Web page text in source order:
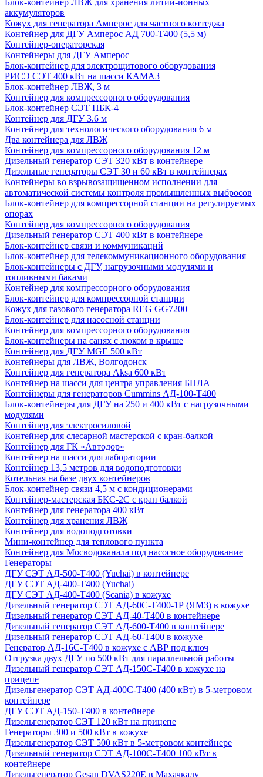
Блок-контейнер ЛВЖ для хранения литий-ионных
аккумуляторов
Кожух для генератора Амперос для частного коттеджа
Контейнер для ДГУ Амперос АД 700-Т400 (5,5 м)
Контейнер-операторская
Контейнеры для ДГУ Амперос
Блок-контейнер для электрощитового оборудования
РИСЭ СЭТ 400 кВт на шасси КАМАЗ
Блок-контейнер ЛВЖ, 3 м
Контейнер для компрессорного оборудования
Блок-контейнер СЭТ ПБК-4
Контейнер для ДГУ 3.6 м
Контейнер для технологического оборудования 6 м
Два контейнера для ЛВЖ
Контейнер для компрессорного оборудования 12 м
Дизельный генератор СЭТ 320 кВт в контейнере
Дизельные генераторы СЭТ 30 и 60 кВт в контейнерах
Контейнеры во взрывозащищенном исполнении для
автоматической системы контроля промышленных выбросов
Блок-контейнер для компрессорной станции на регулируемых
опорах
Контейнер для компрессорного оборудования
Дизельный генератор СЭТ 400 кВт в контейнере
Блок-контейнер связи и коммуникаций
Блок-контейнер для телекоммуникационного оборудования
Блок-контейнеры с ДГУ, нагрузочными модулями и
топливными баками
Контейнер для компрессорного оборудования
Блок-контейнер для компрессорной станции
Кожух для газового генератора REG GG7200
Блок-контейнер для насосной станции
Контейнер для компрессорного оборудования
Блок-контейнеры на санях с люком в крыше
Контейнер для ДГУ MGE 500 кВт
Контейнеры для ЛВЖ, Волгодонск
Контейнер для генератора Aksa 600 кВт
Контейнер на шасси для центра управления БПЛА
Контейнеры для генераторов Cummins АД-100-Т400
Блок-контейнеры для ДГУ на 250 и 400 кВт с нагрузочными
модулями
Контейнер для электросиловой
Контейнер для слесарной мастерской с кран-балкой
Контейнер для ГК «Автодор»
Контейнер на шасси для лаборатории
Контейнер 13,5 метров для водоподготовки
Котельная на базе двух контейнеров
Блок-контейнер связи 4,5 м с кондиционерами
Контейнер-мастерская БКС-2С с кран балкой
Контейнер для генератора 400 кВт
Контейнер для хранения ЛВЖ
Контейнер для водоподготовки
Мини-контейнер для теплового пункта
Контейнер для Мосводоканала под насосное оборудование
Генераторы
ДГУ СЭТ АД-500-Т400 (Yuchai) в контейнере
ДГУ СЭТ АД-400-Т400 (Yuchai)
ДГУ СЭТ АД-400-Т400 (Scania) в кожухе
Дизельный генератор СЭТ АД-60С-Т400-1Р (ЯМЗ) в кожухе
Дизельный генератор СЭТ АД-40-Т400 в контейнере
Дизельный генератор СЭТ АД-600-Т400 в контейнере
Дизельный генератор СЭТ АД-60-Т400 в кожухе
Генератор АД-16С-Т400 в кожухе с АВР под ключ
Отгрузка двух ДГУ по 500 кВт для параллельной работы
Дизельный генератор СЭТ АД-150С-Т400 в кожухе на
прицепе
Дизельгенератор СЭТ АД-400С-Т400 (400 кВт) в 5-метровом
контейнере
ДГУ СЭТ АД-150-Т400 в контейнере
Дизельгенератор СЭТ 120 кВт на прицепе
Генераторы 300 и 500 кВт в кожухе
Дизельгенератор СЭТ 500 кВт в 5-метровом контейнере
Дизельный генератор СЭТ АД-100С-Т400 100 кВт в
контейнере
Дизельгенератор Gesan DVAS220E в Махачкалу